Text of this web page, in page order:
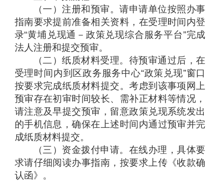
（一）注册和预审。请申请单位按照办事
指南要求提前准备相关资料，在受理时间内登
录“黄埔兑现通－政策兑现综合服务平台”完成
法人注册和提交预审。
（二）纸质材料受理。待预审通过后，在
受理时间内到区政务服务中心“政策兑现”窗口
按要求完成纸质材料提交。考虑到该事项网上
预审存在初审时间较长、需补正材料等情况，
请注意及早提交预审，留意政策兑现系统发出
的手机信息，确保在上述时间内通过预审并完
成纸质材料提交。
（三）资金拨付申请。在线办理，具体要
求请仔细阅读办事指南，按要求上传《收款确
认函》。